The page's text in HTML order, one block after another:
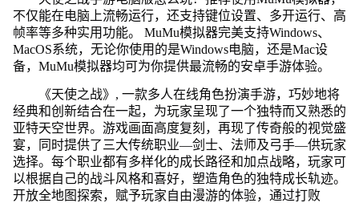
不仅能在电脑上流畅运行，还支持键位设置、多开运行、高
帧率等多种实用功能。 MuMu模拟器完美支持Windows、
MacOS系统，无论你使用的是Windows电脑，还是Mac设
备，MuMu模拟器均可为你提供最流畅的安卓手游体验。
《天使之战》, 一款多人在线角色扮演手游，巧妙地将
经典和创新结合在一起，为玩家呈现了一个独特而又熟悉的
亚特天空世界。游戏画面高度复刻，再现了传奇般的视觉盛
宴，同时提供了三大传统职业—剑士、法师及弓手—供玩家
选择。每个职业都有多样化的成长路径和加点战略，玩家可
以根据自己的战斗风格和喜好，塑造角色的独特成长轨迹。
开放全地图探索，赋予玩家自由漫游的体验，通过打败